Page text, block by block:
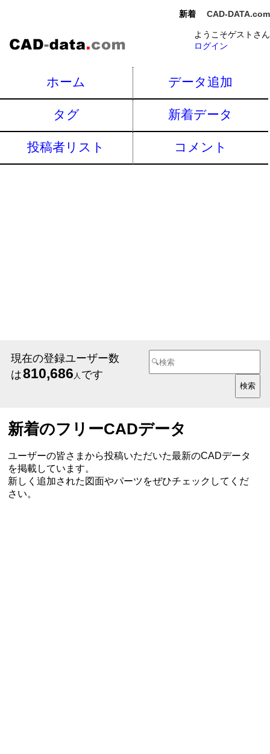
新着 CAD-DATA.com
ようこそゲストさん
ログイン
ホーム データ追加
タグ 新着データ
投稿者リスト コメント
現在の登録ユーザー数
は810,686 人 です
新着のフリーCADデータ
ユーザーの皆さまから投稿いただいた最新のCADデータ
を掲載しています。
新しく追加された図面やパーツをぜひチェックしてくだ
さい。